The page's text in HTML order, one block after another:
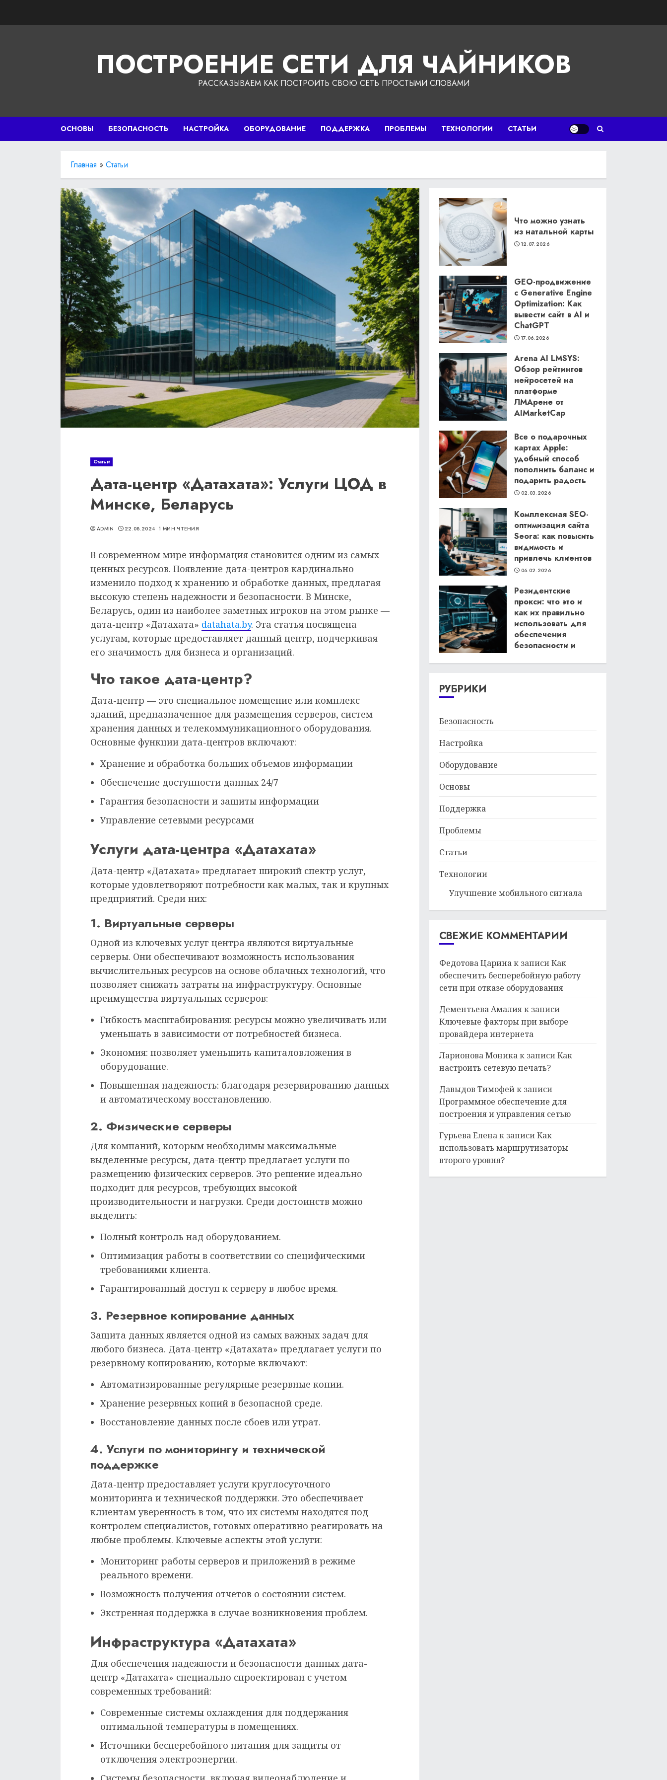
ПОСТРОЕНИЕ СЕТИ ДЛЯ ЧАЙНИКОВ
РАССКАЗЫВАЕМ КАК ПОСТРОИТЬ СВОЮ СЕТЬ ПРОСТЫМИ СЛОВАМИ
ОСНОВЫ БЕЗОПАСНОСТЬ НАСТРОЙКА ОБОРУДОВАНИЕ ПОДДЕРЖКА ПРОБЛЕМЫ ТЕХНОЛОГИИ СТАТЬИ
Главная » Статьи
Статьи
Дата-центр «Датахата»: Услуги ЦОД в
Минске, Беларусь
ADMIN 22.08.2024 1 МИН ЧТЕНИЯ
В современном мире информация становится одним из самых
ценных ресурсов. Появление дата-центров кардинально
изменило подход к хранению и обработке данных, предлагая
высокую степень надежности и безопасности. В Минске,
Беларусь, один из наиболее заметных игроков на этом рынке —
дата-центр «Датахата» datahata.by. Эта статья посвящена
услугам, которые предоставляет данный центр, подчеркивая
его значимость для бизнеса и организаций.
Что такое дата-центр?
Дата-центр — это специальное помещение или комплекс
зданий, предназначенное для размещения серверов, систем
хранения данных и телекоммуникационного оборудования.
Основные функции дата-центров включают:
Хранение и обработка больших объемов информации
Обеспечение доступности данных 24/7
Гарантия безопасности и защиты информации
Управление сетевыми ресурсами
Услуги дата-центра «Датахата»
Дата-центр «Датахата» предлагает широкий спектр услуг,
которые удовлетворяют потребности как малых, так и крупных
предприятий. Среди них:
1. Виртуальные серверы
Одной из ключевых услуг центра являются виртуальные
серверы. Они обеспечивают возможность использования
вычислительных ресурсов на основе облачных технологий, что
позволяет снижать затраты на инфраструктуру. Основные
преимущества виртуальных серверов:
Гибкость масштабирования: ресурсы можно увеличивать или
уменьшать в зависимости от потребностей бизнеса.
Экономия: позволяет уменьшить капиталовложения в
оборудование.
Повышенная надежность: благодаря резервированию данных
и автоматическому восстановлению.
2. Физические серверы
Для компаний, которым необходимы максимальные
выделенные ресурсы, дата-центр предлагает услуги по
размещению физических серверов. Это решение идеально
подходит для ресурсов, требующих высокой
производительности и нагрузки. Среди достоинств можно
выделить:
Полный контроль над оборудованием.
Оптимизация работы в соответствии со специфическими
требованиями клиента.
Гарантированный доступ к серверу в любое время.
3. Резервное копирование данных
Защита данных является одной из самых важных задач для
любого бизнеса. Дата-центр «Датахата» предлагает услуги по
резервному копированию, которые включают:
Автоматизированные регулярные резервные копии.
Хранение резервных копий в безопасной среде.
Восстановление данных после сбоев или утрат.
4. Услуги по мониторингу и технической
поддержке
Дата-центр предоставляет услуги круглосуточного
мониторинга и технической поддержки. Это обеспечивает
клиентам уверенность в том, что их системы находятся под
контролем специалистов, готовых оперативно реагировать на
любые проблемы. Ключевые аспекты этой услуги:
Мониторинг работы серверов и приложений в режиме
реального времени.
Возможность получения отчетов о состоянии систем.
Экстренная поддержка в случае возникновения проблем.
Инфраструктура «Датахата»
Для обеспечения надежности и безопасности данных дата-
центр «Датахата» специально спроектирован с учетом
современных требований:
Современные системы охлаждения для поддержания
оптимальной температуры в помещениях.
Источники бесперебойного питания для защиты от
отключения электроэнергии.
Что можно узнать
из натальной карты
12.07.2026
GEO-продвижение
с Generative Engine
Optimization: Как
вывести сайт в AI и
ChatGPT
17.06.2026
Arena AI LMSYS:
Обзор рейтингов
нейросетей на
платформе
ЛМАрене от
AIMarketCap
Все о подарочных
картах Apple:
удобный способ
пополнить баланс и
подарить радость
02.03.2026
Комплексная SEO-
оптимизация сайта
Seora: как повысить
видимость и
привлечь клиентов
06.02.2026
Резидентские
прокси: что это и
как их правильно
использовать для
обеспечения
безопасности и
РУБРИКИ
Безопасность
Настройка
Оборудование
Основы
Поддержка
Проблемы
Статьи
Технологии
Улучшение мобильного сигнала
СВЕЖИЕ КОММЕНТАРИИ
Федотова Царинак записиКак
обеспечить бесперебойную работу
сети при отказе оборудования
Дементьева Амалияк записи
Ключевые факторы при выборе
провайдера интернета
Ларионова Моникак записиКак
настроить сетевую печать?
Давыдов Тимофейк записи
Программное обеспечение для
построения и управления сетью
Гурьева Еленак записиКак
использовать маршрутизаторы
второго уровня?